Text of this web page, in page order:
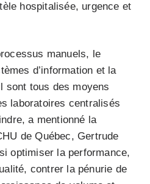
hospitalisée, urgence et
manuels, le
d’information et la
sont tous des moyens
laboratoires centralisés
a mentionné la
de Québec, Gertrude
optimiser la performance,
contrer la pénurie de